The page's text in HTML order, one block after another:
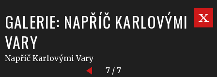
GALERIE: NAPŘÍČ KARLOVÝMI
VARY
Napříč Karlovými Vary
7 / 7